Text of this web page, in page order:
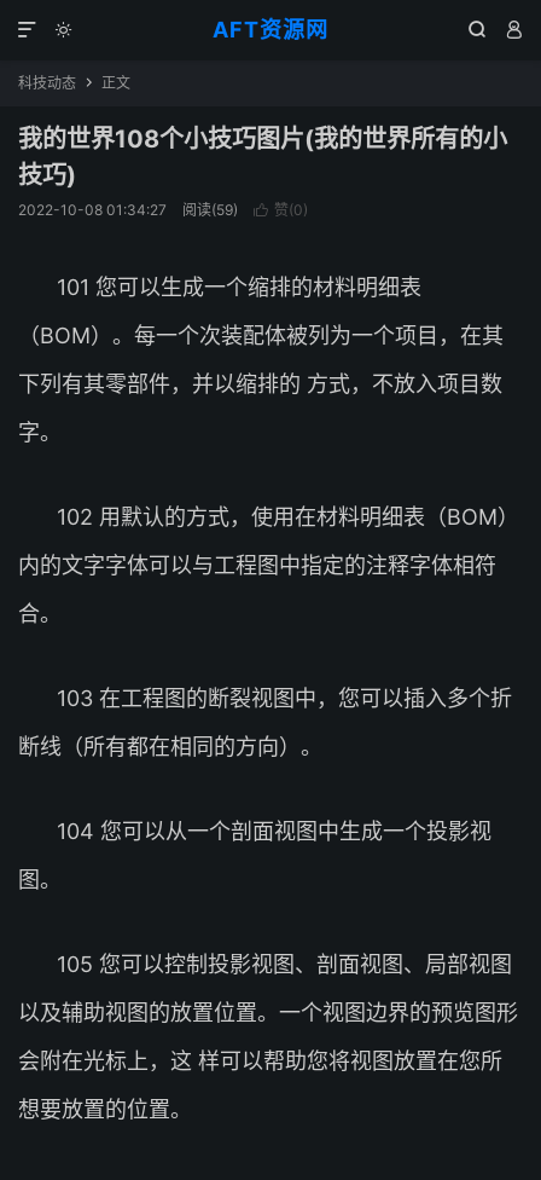
AFT资源网
  

科技动态  正文
我的世界108个小技巧图片(我的世界所有的小
技巧)
2022-10-08 01:34:27 阅读(59)  赞(0)
101 您可以生成一个缩排的材料明细表
（BOM）。每一个次装配体被列为一个项目，在其
下列有其零部件，并以缩排的 方式，不放入项目数
字。
102 用默认的方式，使用在材料明细表（BOM）
内的文字字体可以与工程图中指定的注释字体相符
合。
103 在工程图的断裂视图中，您可以插入多个折
断线（所有都在相同的方向）。
104 您可以从一个剖面视图中生成一个投影视
图。
105 您可以控制投影视图、剖面视图、局部视图
以及辅助视图的放置位置。一个视图边界的预览图形
会附在光标上，这 样可以帮助您将视图放置在您所
想要放置的位置。